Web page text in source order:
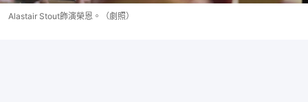
Alastair Stout飾演榮恩。（劇照）